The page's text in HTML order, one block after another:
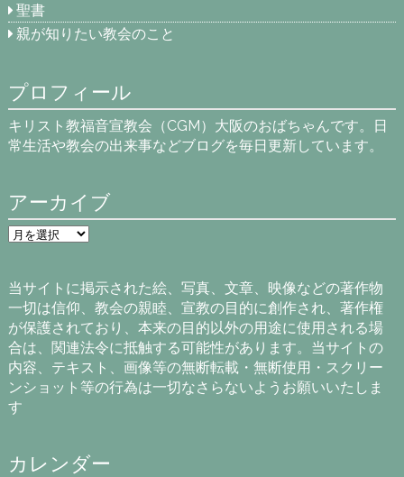
聖書
親が知りたい教会のこと
プロフィール
キリスト教福音宣教会（CGM）大阪のおばちゃんです。日
常生活や教会の出来事などブログを毎日更新しています。
アーカイブ
ア
ー
ブ
当サイトに掲示された絵、写真、文章、映像などの著作物
一切は信仰、教会の親睦、宣教の目的に創作され、著作権
が保護されており、本来の目的以外の用途に使用される場
合は、関連法令に抵触する可能性があります。当サイトの
内容、テキスト、画像等の無断転載・無断使用・スクリー
ンショット等の行為は一切なさらないようお願いいたしま
す
カレンダー